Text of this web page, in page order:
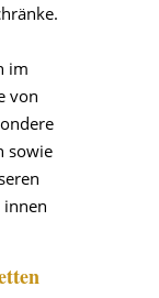
im
von
sowie
innen